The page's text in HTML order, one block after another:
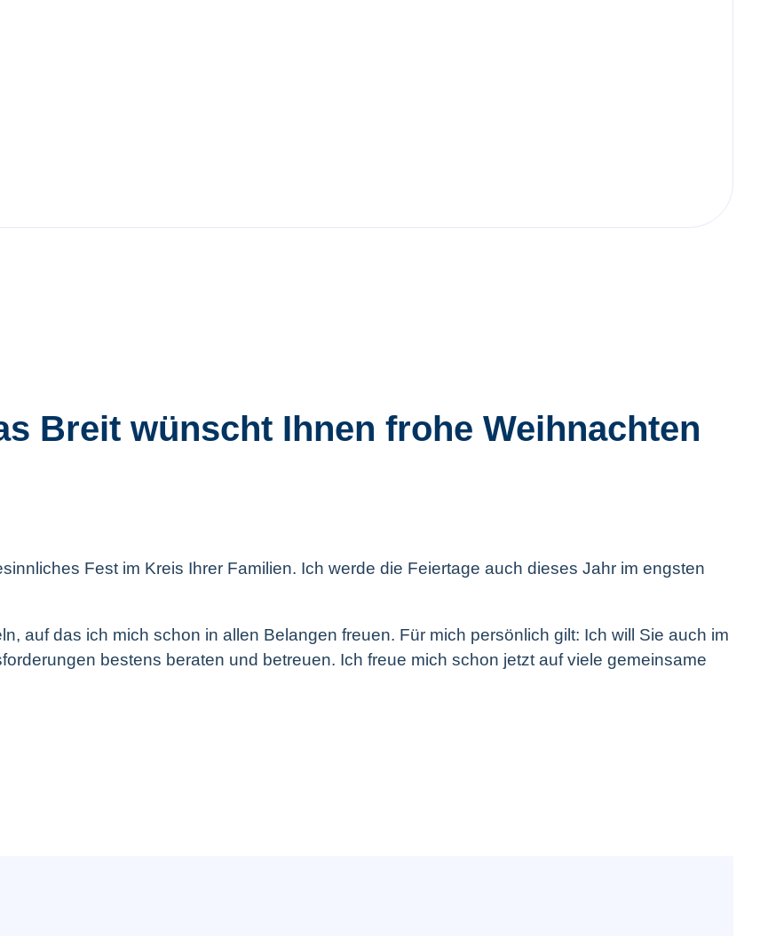
Breit wünscht Ihnen frohe Weihnachten
Fest im Kreis Ihrer Familien. Ich werde die Feiertage auch dieses Jahr im engsten
auf das ich mich schon in allen Belangen freuen. Für mich persönlich gilt: Ich will Sie auch im
bestens beraten und betreuen. Ich freue mich schon jetzt auf viele gemeinsame